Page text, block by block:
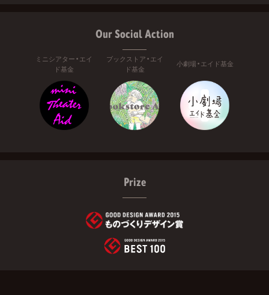
Our Social Action
ミニシアター・エイ
ド基金
ブックストア・エイ
ド基金
小劇場・エイド基金
Prize